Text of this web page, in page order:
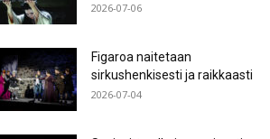
2026-07-06
Figaroa naitetaan
sirkushenkisesti ja raikkaasti
2026-07-04